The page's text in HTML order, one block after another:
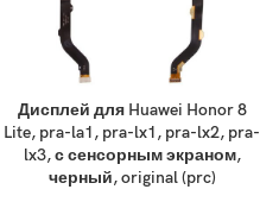
Дисплей для Huawei Honor 8
Lite, pra-la1, pra-lx1, pra-lx2, pra-
lx3, с сенсорным экраном,
черный, original (prc)